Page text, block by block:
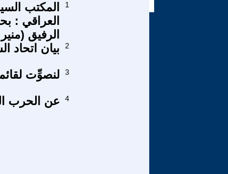
المكتب
العراقي :
الرفيق
1
بيان اتحاد 2
لنصوِّت 3
عن الحرب 4